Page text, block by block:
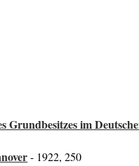
Grundbesitzes im
- 1922, 250